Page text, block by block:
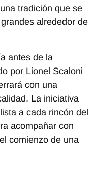
tradición que se
alrededor de
antes de la
por Lionel Scaloni
con una
La iniciativa
a cada rincón del
acompañar con
comienzo de una